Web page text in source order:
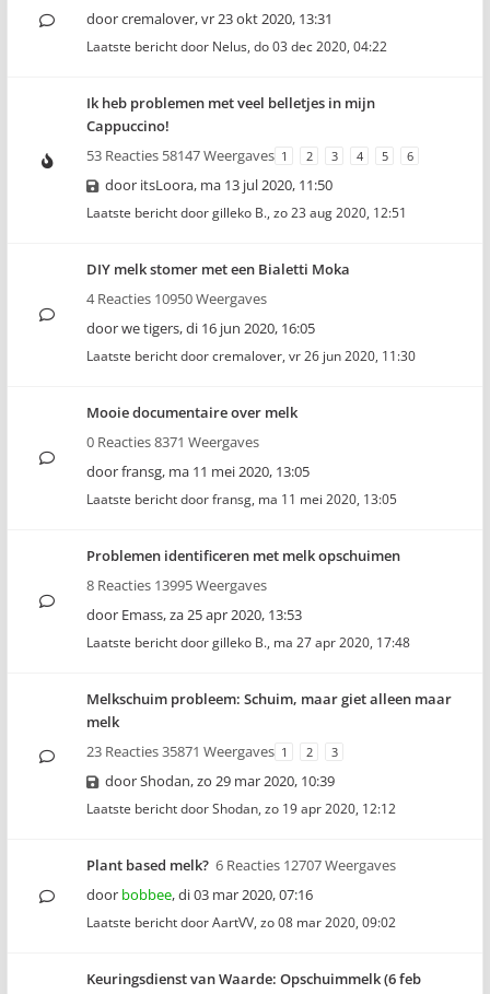
doorcremalover,vr 23 okt 2020, 13:31
Laatste bericht door Nelus, do 03 dec 2020, 04:22
Ik heb problemen met veel belletjes in mijn
Cappuccino!
53 Reacties 58147 Weergaves 1 2 3 4 5 6
door itsLoora, ma 13 jul 2020, 11:50
Laatste bericht doorgilleko B., zo 23 aug 2020, 12:51
DIY melk stomer met een Bialetti Moka
4 Reacties 10950 Weergaves
doorwe tigers,di 16 jun 2020, 16:05
Laatste bericht doorcremalover, vr 26 jun 2020, 11:30
Mooie documentaire over melk
0 Reacties 8371 Weergaves
doorfransg, ma 11 mei 2020, 13:05
Laatste bericht doorfransg, ma 11 mei 2020, 13:05
Problemen identificeren met melk opschuimen
8 Reacties 13995 Weergaves
door Emass,za 25 apr 2020, 13:53
Laatste bericht doorgilleko B., ma 27 apr 2020, 17:48
Melkschuim probleem: Schuim, maar giet alleen maar
melk
23 Reacties 35871 Weergaves 1 2 3
doorShodan,zo 29 mar 2020, 10:39
Laatste bericht doorShodan, zo 19 apr 2020, 12:12
Plant based melk? 6 Reacties 12707 Weergaves
door bobbee,di 03 mar 2020, 07:16
Laatste bericht doorAartVV, zo 08 mar 2020, 09:02
Keuringsdienst van Waarde: Opschuimmelk (6 feb